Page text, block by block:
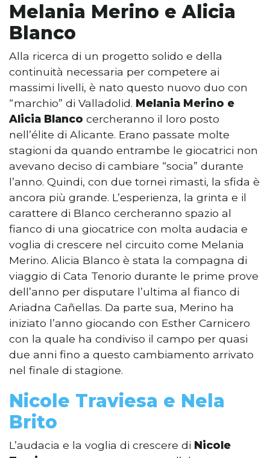
Melania Merino e Alicia
Blanco
Alla ricerca di un progetto solido e della
continuità necessaria per competere ai
massimi livelli, è nato questo nuovo duo con
“marchio” di Valladolid. Melania Merino e
Alicia Blanco cercheranno il loro posto
nell’élite di Alicante. Erano passate molte
stagioni da quando entrambe le giocatrici non
avevano deciso di cambiare “socia” durante
l’anno. Quindi, con due tornei rimasti, la sfida è
ancora più grande. L’esperienza, la grinta e il
carattere di Blanco cercheranno spazio al
fianco di una giocatrice con molta audacia e
voglia di crescere nel circuito come Melania
Merino. Alicia Blanco è stata la compagna di
viaggio di Cata Tenorio durante le prime prove
dell’anno per disputare l’ultima al fianco di
Ariadna Cañellas. Da parte sua, Merino ha
iniziato l’anno giocando con Esther Carnicero
con la quale ha condiviso il campo per quasi
due anni fino a questo cambiamento arrivato
nel finale di stagione.
Nicole Traviesa e Nela
Brito
L’audacia e la voglia di crescere di Nicole